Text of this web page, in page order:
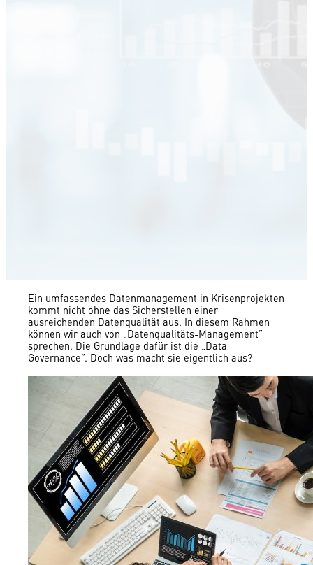
Ein umfassendes Datenmanagement in Krisenprojekten
kommt nicht ohne das Sicherstellen einer
ausreichenden Datenqualität aus. In diesem Rahmen
können wir auch von „Datenqualitäts-Management”
sprechen. Die Grundlage dafür ist die „Data
Governance”. Doch was macht sie eigentlich aus?